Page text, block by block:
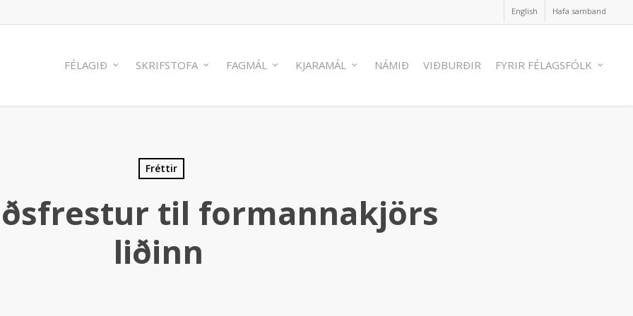
English Hafa samband
FÉLAGIÐ SKRIFSTOFA FAGMÁL KJARAMÁL NÁMIÐ VIÐBURÐIR FYRIR FÉLAGSFÓLK
Fréttir
til formannakjörs
liðinn